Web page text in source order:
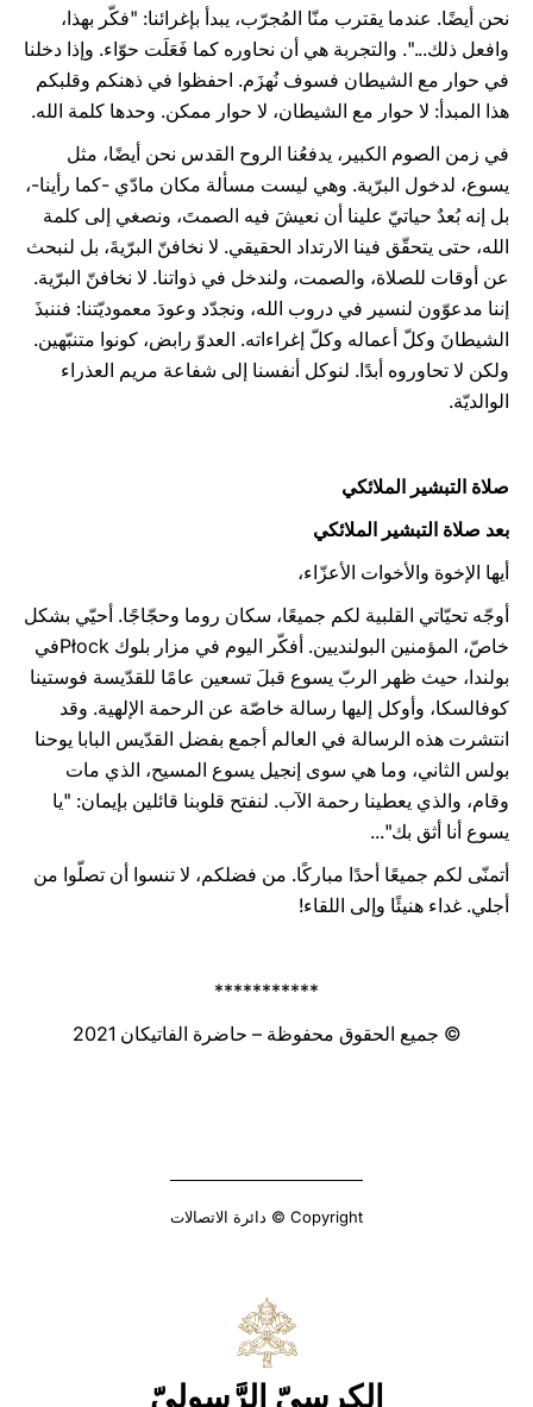
نحن أيضًا. عندما يقترب منّا المُجرّب، يبدأ بإغرائنا: "فكّر بهذا،
وافعل ذلك...". والتجربة هي أن نحاوره كما فَعَلَت حوّاء. وإذا دخلنا
في حوار مع الشيطان فسوف نُهزَم. احفظوا في ذهنكم وقلبكم
هذا المبدأ: لا حوار مع الشيطان، لا حوار ممكن. وحدها كلمة الله.
في زمن الصوم الكبير، يدفعُنا الروح القدس نحن أيضًا، مثل
يسوع، لدخول البرّية. وهي ليست مسألة مكان مادّي -كما رأينا-،
بل إنه بُعدٌ حياتيّ علينا أن نعيشَ فيه الصمتَ، ونصغي إلى كلمة
الله، حتى يتحقّق فينا الارتداد الحقيقي. لا نخافنّ البرّيةَ، بل لنبحث
عن أوقات للصلاة، والصمت، ولندخل في ذواتنا. لا نخافنّ البرّية.
إننا مدعوّون لنسير في دروب الله، ونجدّد وعودَ معموديّتنا: فننبذَ
الشيطانَ وكلّ أعماله وكلّ إغراءاته. العدوّ رابض، كونوا متنبّهين.
ولكن لا تحاوروه أبدًا. لنوكل أنفسنا إلى شفاعة مريم العذراء
الوالديّة.
صلاة التبشير الملائكي
بعد صلاة التبشير الملائكي
أيها الإخوة والأخوات الأعزّاء،
أوجّه تحيّاتي القلبية لكم جميعًا، سكان روما وحجّاجًا. أحيّي بشكل
خاصّ، المؤمنين البولنديين. أفكّر اليوم في مزار بلوك Płockفي
بولندا، حيث ظهر الربّ يسوع قبلَ تسعين عامًا للقدّيسة فوستينا
كوفالسكا، وأوكل إليها رسالة خاصّة عن الرحمة الإلهية. وقد
انتشرت هذه الرسالة في العالم أجمع بفضل القدّيس البابا يوحنا
بولس الثاني، وما هي سوى إنجيل يسوع المسيح، الذي مات
وقام، والذي يعطينا رحمة الآب. لنفتح قلوبنا قائلين بإيمان: "يا
يسوع أنا أثق بك"...
أتمنّى لكم جميعًا أحدًا مباركًا. من فضلكم، لا تنسوا أن تصلّوا من
أجلي. غداء هنيئًا وإلى اللقاء!
***********
© جميع الحقوق محفوظة – حاضرة الفاتيكان 2021
Copyright © دائرة الاتصالات
الكرسيّ الرَّسوليّ